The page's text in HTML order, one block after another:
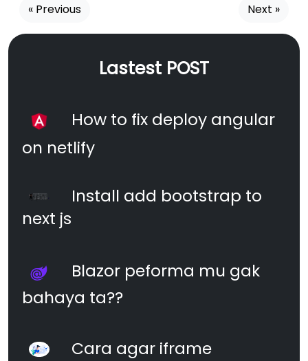
« Previous Next »
Lastest POST
How to fix deploy angular
on netlify
Install add bootstrap to
next js
Blazor peforma mu gak
bahaya ta??
Cara agar iframe